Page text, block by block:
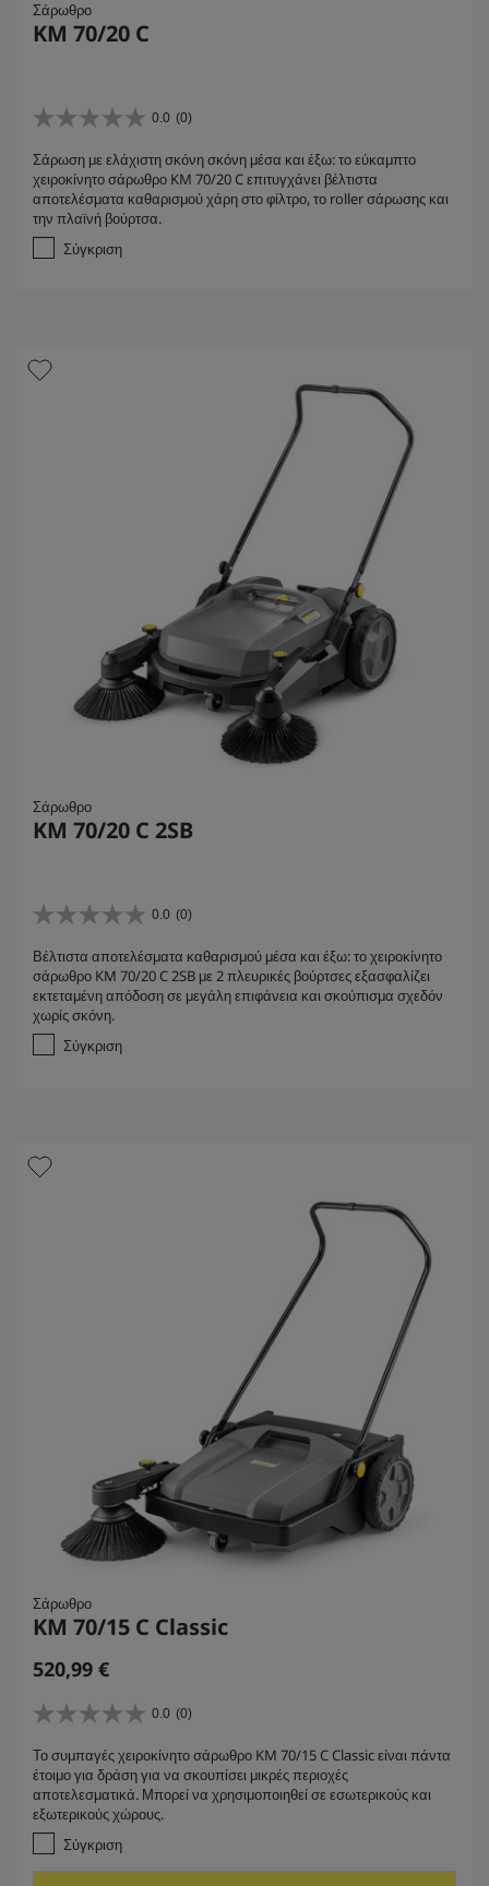
Σάρωθρο
KM 70/20 C
0.0 (0)
0
0
α
π
ό
α
ι
α
Σάρωση με ελάχιστη σκόνη σκόνη μέσα και έξω: το εύκαμπτο
χειροκίνητο σάρωθρο KM 70/20 C επιτυγχάνει βέλτιστα
αποτελέσματα καθαρισμού χάρη στο φίλτρο, το roller σάρωσης και
την πλαϊνή βούρτσα.
Σύγκριση
Σάρωθρο
KM 70/20 C 2SB
0.0 (0)
0
0
α
π
ό
α
ι
α
Βέλτιστα αποτελέσματα καθαρισμού μέσα και έξω: το χειροκίνητο
σάρωθρο KM 70/20 C 2SB με 2 πλευρικές βούρτσες εξασφαλίζει
εκτεταμένη απόδοση σε μεγάλη επιφάνεια και σκούπισμα σχεδόν
χωρίς σκόνη.
Σύγκριση
Σάρωθρο
KM 70/15 C Classic
C
r
e
n
t
p
r
520,99 €
0.0 (0)
0
0
α
π
ό
α
Το συμπαγές χειροκίνητο σάρωθρο KM 70/15 C Classic είναι πάντα
έτοιμο για δράση για να σκουπίσει μικρές περιοχές
αποτελεσματικά. Μπορεί να χρησιμοποιηθεί σε εσωτερικούς και
εξωτερικούς χώρους.
Σύγκριση